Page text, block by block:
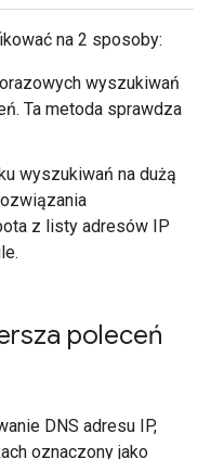
na 2 sposoby:
wyszukiwań
Ta metoda sprawdza
wyszukiwań na dużą
z listy adresów IP
poleceń
DNS adresu IP,
oznaczony jako